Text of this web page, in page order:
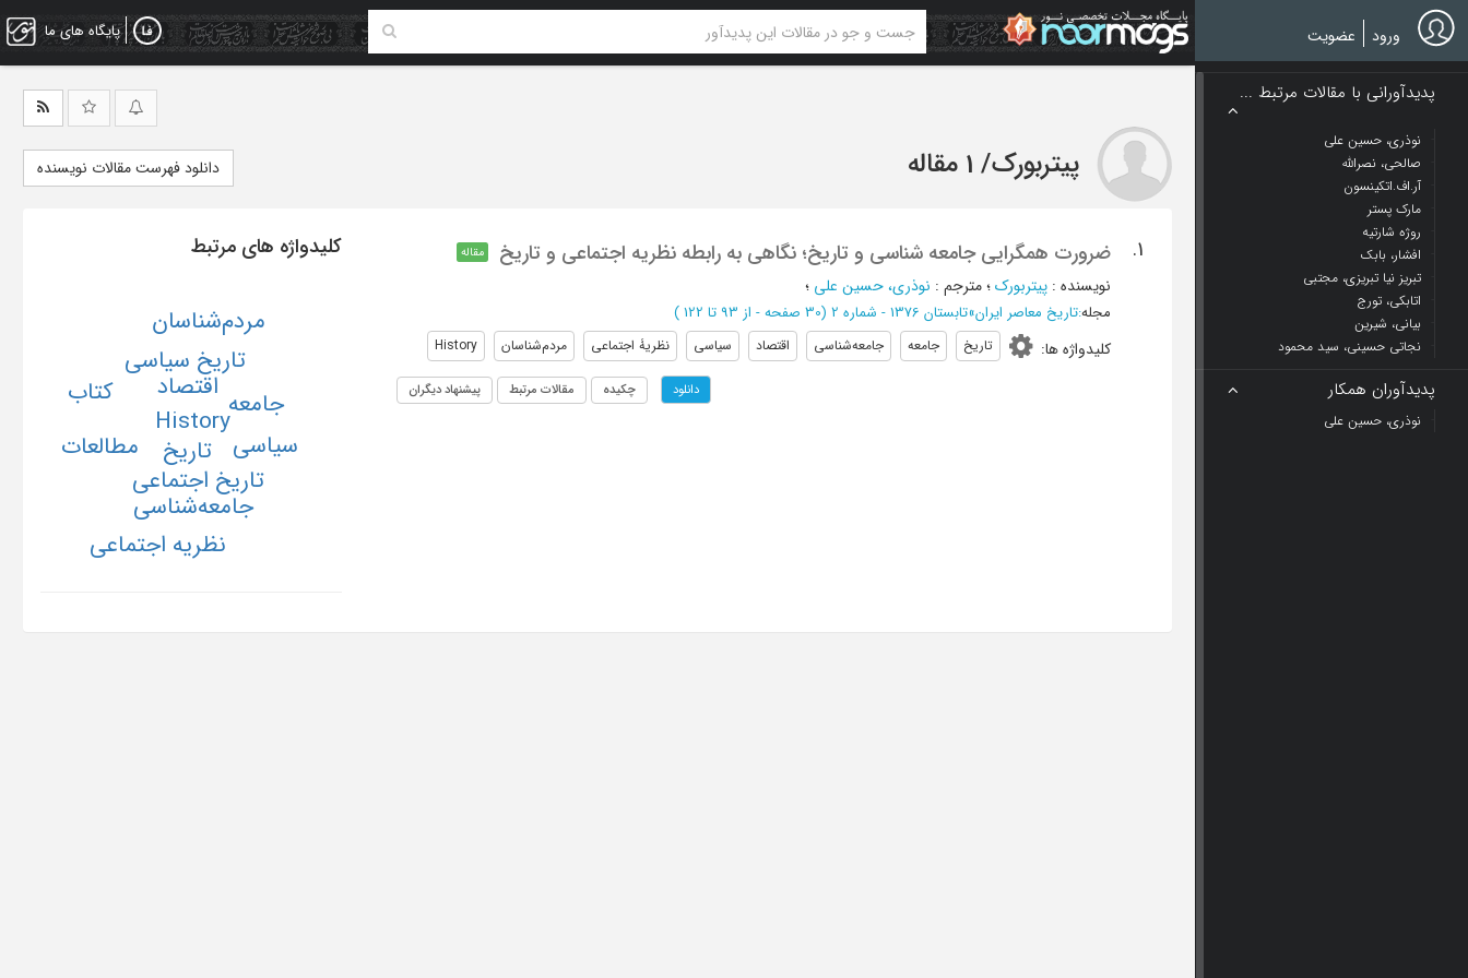
Skip
to
main
پایگاه های ما ورود عضویت
پدیدآورانی با مقالات مرتبط ...
نوذری، حسین علی
صالحی، نصرالله
آر.اف.اتکینسون
مارک پستر
روژه شارتیه
افشار، بابک
تبریز نیا تبریزی، مجتبی
اتابکی، تورج
بیانی، شیرین
نجاتی حسینی، سید محمود
پدیدآوران همکار
نوذری، حسین علی
پیتربورک/ 1 مقاله دانلود فهرست مقالات نویسنده
1. ضرورت همگرایی جامعه شناسی و تاریخ؛ نگاهی به رابطه نظریه اجتماعی و تاریخ مقاله
نویسنده : پیتربورک؛مترجم : نوذری، حسین علی ؛
مجله:تاریخ معاصر ایران»تابستان 1376 - شماره 2 (‎30 صفحه - از 93 تا 122 )
کلیدواژه ها: تاریخ جامعه جامعه‌شناسی اقتصاد سیاسی نظریۀ اجتماعی مردم‌شناسان History
دانلود چکیده مقالات مرتبط پیشنهاد دیگران
کلیدواژه های مرتبط
History
اقتصاد
تاریخ
تاریخ اجتماعى
تاریخ سیاسی
جامعه
جامعه‌شناسی
سیاسی
مردم‌شناسان
مطالعات
نظریه اجتماعی
کتاب